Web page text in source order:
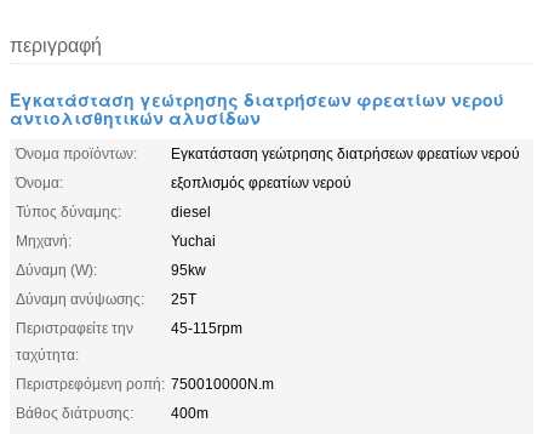
περιγραφή
Εγκατάσταση γεώτρησης διατρήσεων φρεατίων νερού
αντιολισθητικών αλυσίδων
Όνομα προϊόντων:
Εγκατάσταση γεώτρησης διατρήσεων φρεατίων νερού
Όνομα:
εξοπλισμός φρεατίων νερού
Τύπος δύναμης:
diesel
Μηχανή:
Yuchai
Δύναμη (W):
95kw
Δύναμη ανύψωσης:
25T
Περιστραφείτε την
ταχύτητα:
45-115rpm
Περιστρεφόμενη ροπή: 750010000N.m
Βάθος διάτρυσης:
400m